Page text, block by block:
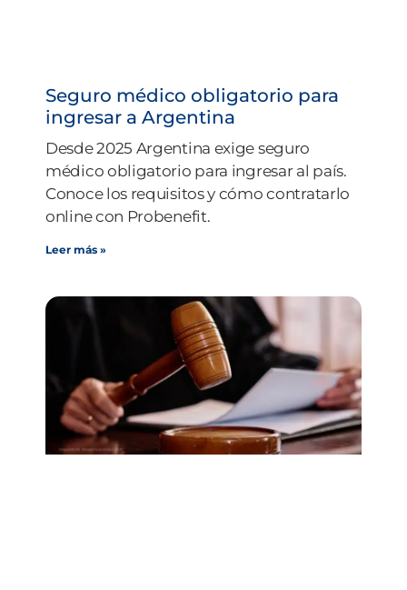
Seguro médico obligatorio para
ingresar a Argentina
Desde 2025 Argentina exige seguro
médico obligatorio para ingresar al país.
Conoce los requisitos y cómo contratarlo
online con Probenefit.
Leer más »